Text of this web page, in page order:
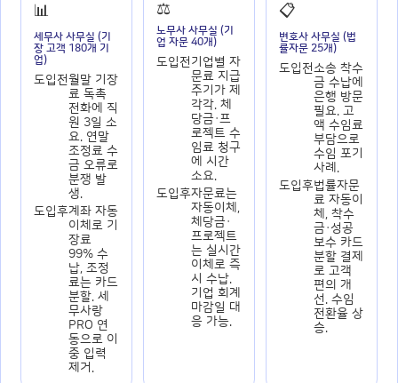
📊
세무사 사무실 (기
장 고객 180개 기
업)
도입전월말 기장
료 독촉
전화에 직
원 3일 소
요. 연말
조정료 수
금 오류로
분쟁 발
생.
도입후계좌 자동
이체로 기
장료
99% 수
납, 조정
료는 카드
분할. 세
무사랑
PRO 연
동으로 이
중 입력
제거.
⚖️
노무사 사무실 (기
업 자문 40개)
도입전기업별 자
문료 지급
주기가 제
각각. 체
당금·프
로젝트 수
임료 청구
에 시간
소요.
도입후자문료는
자동이체,
체당금·
프로젝트
는 실시간
이체로 즉
시 수납.
기업 회계
마감일 대
응 가능.
📋
변호사 사무실 (법
률자문 25개)
도입전소송 착수
금 수납에
은행 방문
필요. 고
액 수임료
부담으로
수임 포기
사례.
도입후법률자문
료 자동이
체, 착수
금·성공
보수 카드
분할 결제
로 고객
편의 개
선. 수임
전환율 상
승.